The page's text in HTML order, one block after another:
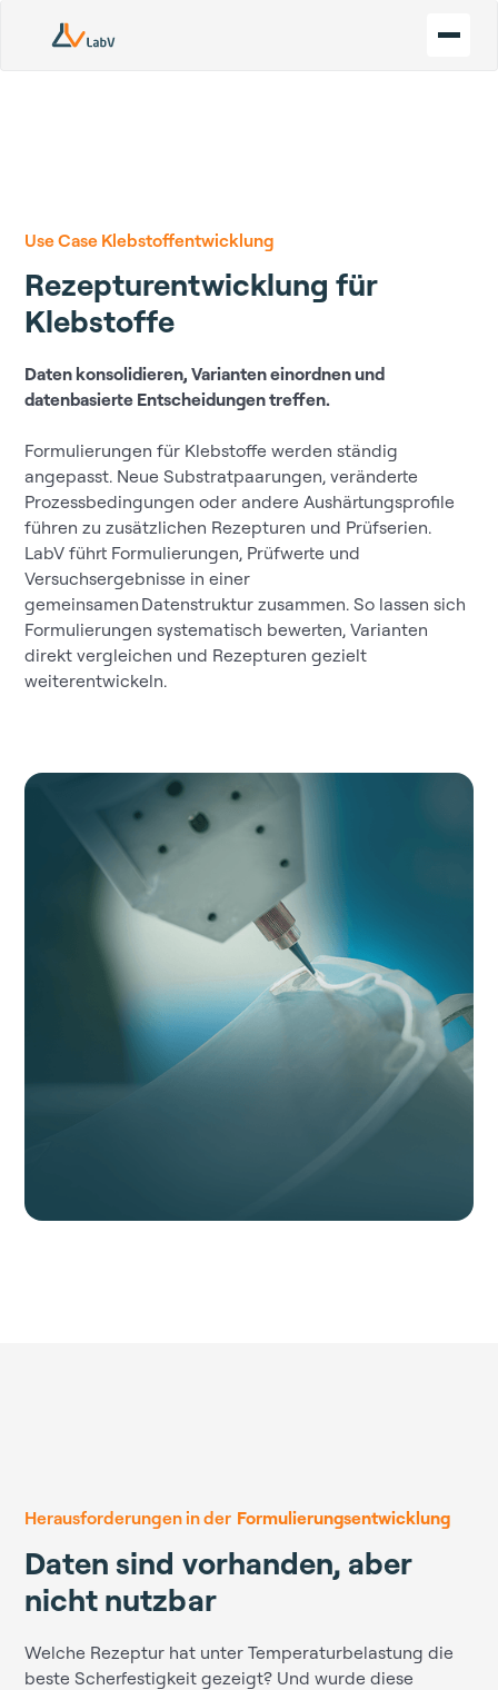
Use Case Klebstoffentwicklung
Rezepturentwicklung für
Klebstoffe
Daten konsolidieren, Varianten einordnen und
datenbasierte Entscheidungen treffen.
Formulierungen für Klebstoffe werden ständig
angepasst. Neue Substratpaarungen, veränderte
Prozessbedingungen oder andere Aushärtungsprofile
führen zu zusätzlichen Rezepturen und Prüfserien.
LabV führt Formulierungen, Prüfwerte und
Versuchsergebnisse in einer
gemeinsamen Datenstruktur zusammen. So lassen sich
Formulierungen systematisch bewerten, Varianten
direkt vergleichen und Rezepturen gezielt
weiterentwickeln.
Herausforderungen in der Formulierungsentwicklung
Daten sind vorhanden, aber
nicht nutzbar
Welche Rezeptur hat unter Temperaturbelastung die
beste Scherfestigkeit gezeigt? Und wurde diese